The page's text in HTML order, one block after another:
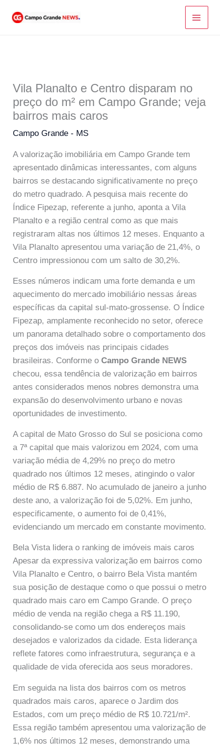
para
Vila Planalto e Centro disparam no
preço do m² em Campo Grande; veja
bairros mais caros
Campo Grande - MS
A valorização imobiliária em Campo Grande tem
apresentado dinâmicas interessantes, com alguns
bairros se destacando significativamente no preço
do metro quadrado. A pesquisa mais recente do
Índice Fipezap, referente a junho, aponta a Vila
Planalto e a região central como as que mais
registraram altas nos últimos 12 meses. Enquanto a
Vila Planalto apresentou uma variação de 21,4%, o
Centro impressionou com um salto de 30,2%.
Esses números indicam uma forte demanda e um
aquecimento do mercado imobiliário nessas áreas
específicas da capital sul-mato-grossense. O Índice
Fipezap, amplamente reconhecido no setor, oferece
um panorama detalhado sobre o comportamento dos
preços dos imóveis nas principais cidades
brasileiras. Conforme oCampo Grande NEWS
checou, essa tendência de valorização em bairros
antes considerados menos nobres demonstra uma
expansão do desenvolvimento urbano e novas
oportunidades de investimento.
A capital de Mato Grosso do Sul se posiciona como
a 7ª capital que mais valorizou em 2024, com uma
variação média de 4,29% no preço do metro
quadrado nos últimos 12 meses, atingindo o valor
médio de R$ 6.887. No acumulado de janeiro a junho
deste ano, a valorização foi de 5,02%. Em junho,
especificamente, o aumento foi de 0,41%,
evidenciando um mercado em constante movimento.
Bela Vista lidera o ranking de imóveis mais caros
Apesar da expressiva valorização em bairros como
Vila Planalto e Centro, o bairro Bela Vista mantém
sua posição de destaque como o que possui o metro
quadrado mais caro em Campo Grande. O preço
médio de venda na região chega a R$ 11.190,
consolidando-se como um dos endereços mais
desejados e valorizados da cidade. Esta liderança
reflete fatores como infraestrutura, segurança e a
qualidade de vida oferecida aos seus moradores.
Em seguida na lista dos bairros com os metros
quadrados mais caros, aparece o Jardim dos
Estados, com um preço médio de R$ 10.721/m².
Essa região também apresentou uma valorização de
1,6% nos últimos 12 meses, demonstrando uma